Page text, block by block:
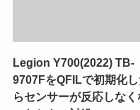
Legion Y700(2022) TB-
9707FをQFILで初期化し
らセンサーが反応しなく